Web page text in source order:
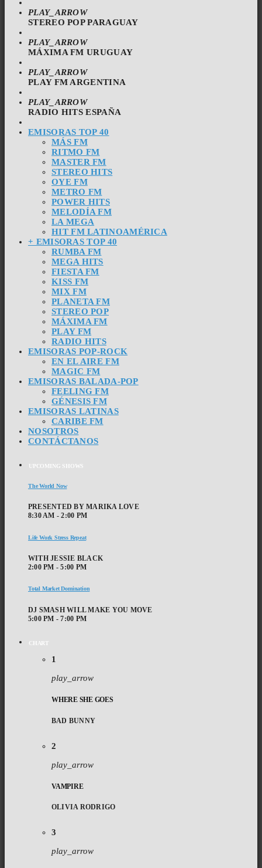
PLAY_ARROW
STEREO POP PARAGUAY
PLAY_ARROW
MÁXIMA FM URUGUAY
PLAY_ARROW
PLAY FM ARGENTINA
PLAY_ARROW
RADIO HITS ESPAÑA
EMISORAS TOP 40
MÁS FM
RITMO FM
MASTER FM
STEREO HITS
OYE FM
METRO FM
POWER HITS
MELODÍA FM
LA MEGA
HIT FM LATINOAMÉRICA
+ EMISORAS TOP 40
RUMBA FM
MEGA HITS
FIESTA FM
KISS FM
MIX FM
PLANETA FM
STEREO POP
MÁXIMA FM
PLAY FM
RADIO HITS
EMISORAS POP-ROCK
EN EL AIRE FM
MAGIC FM
EMISORAS BALADA-POP
FEELING FM
GÉNESIS FM
EMISORAS LATINAS
CARIBE FM
NOSOTROS
CONTÁCTANOS
UPCOMING SHOWS
The World Now
PRESENTED BY MARIKA LOVE
8:30 AM - 2:00 PM
Life Work Stress Repeat
WITH JESSIE BLACK
2:00 PM - 5:00 PM
Total Market Domination
DJ SMASH WILL MAKE YOU MOVE
5:00 PM - 7:00 PM
CHART
1
play_arrow
WHERE SHE GOES
BAD BUNNY
2
play_arrow
VAMPIRE
OLIVIA RODRIGO
3
play_arrow